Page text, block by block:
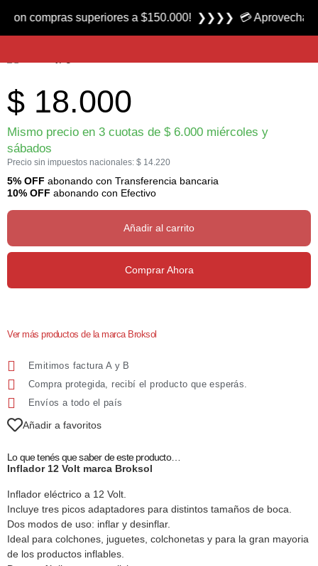
Producto nuevo
Inflador 12 Volt marca Broksol
$ 18.000
Mismo precio en 3 cuotas de $6.000 miércoles y
sábados
Precio sin impuestos nacionales: $ 14.220
5% OFF abonando con Transferencia bancaria
10% OFF abonando con Efectivo
Añadir al carrito
Comprar Ahora
Ver más productos de la marca Broksol
Emitimos factura A y B
Compra protegida, recibí el producto que esperás.
Envíos a todo el país
Añadir a favoritos
Lo que tenés que saber de este producto…
Inflador 12 Volt marca Broksol
Inflador eléctrico a 12 Volt.
Incluye tres picos adaptadores para distintos tamaños de boca.
Dos modos de uso: inflar y desinflar.
Ideal para colchones, juguetes, colchonetas y para la gran mayoria
de los productos inflables.
superiores a $150.000! ❯❯❯❯ 💳 Aprovecha las 3